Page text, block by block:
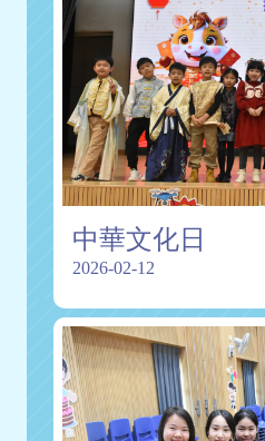
中華文化日
2026-02-12